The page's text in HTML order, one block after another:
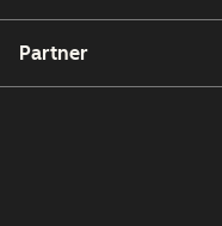
Partner